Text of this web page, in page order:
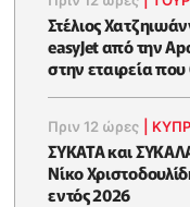
Στέλιος
easyJet από την
στην εταιρεία
Πριν 12 ώρες
ΣΥΚΑΤΑ και
Νίκο
εντός 2026